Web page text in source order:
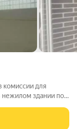
для
здании по
130 м2, 6,5